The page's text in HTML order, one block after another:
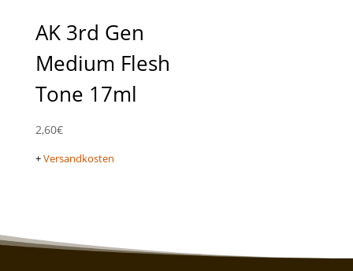
AK 3rd Gen
Medium Flesh
Tone 17ml
2,60€
+Versandkosten